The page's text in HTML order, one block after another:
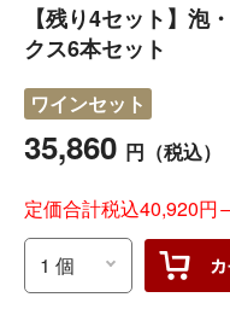
【残り4セット】泡
クス6本セット
ワインセット
35,860 円 （税込）
定価合計税込40,920